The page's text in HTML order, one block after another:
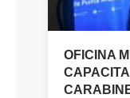
OFICINA